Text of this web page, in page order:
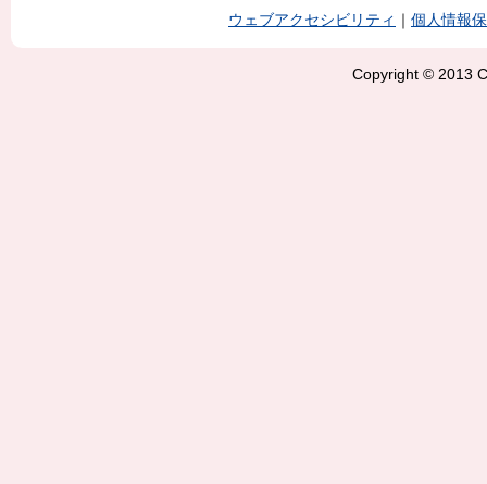
ウェブアクセシビリティ 個人情報
Copyright © 2013